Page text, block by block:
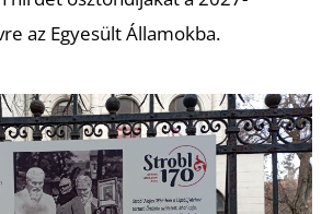
az Egyesült Államokba.